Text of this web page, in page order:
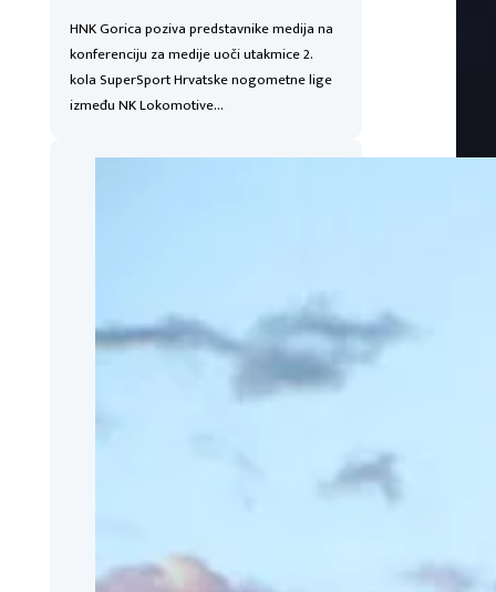
HNK Gorica poziva predstavnike medija na
konferenciju za medije uoči utakmice 2.
kola SuperSport Hrvatske nogometne lige
između NK Lokomotive…